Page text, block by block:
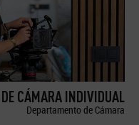
CÁMARA INDIVIDUAL
Departamento de Cámara